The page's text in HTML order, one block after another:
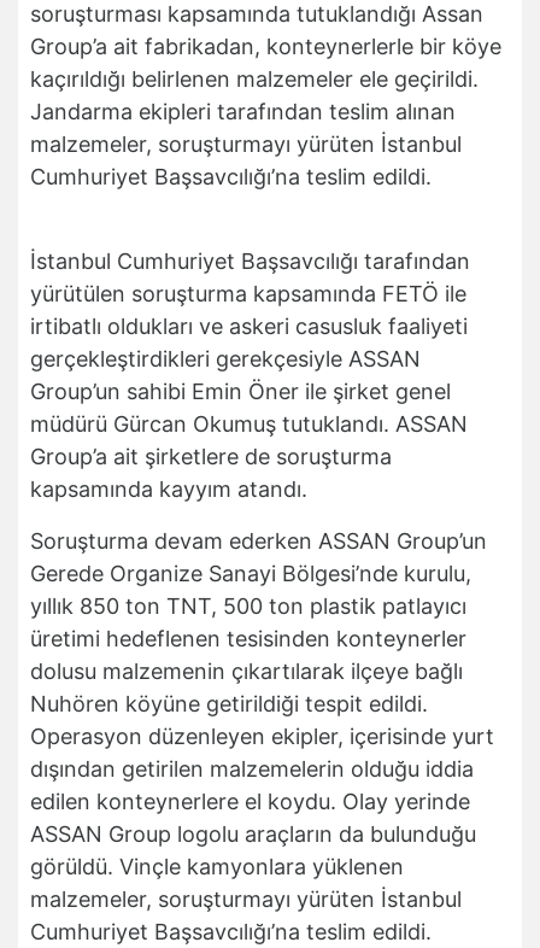
soruşturması kapsamında tutuklandığı Assan
Group’a ait fabrikadan, konteynerlerle bir köye
kaçırıldığı belirlenen malzemeler ele geçirildi.
Jandarma ekipleri tarafından teslim alınan
malzemeler, soruşturmayı yürüten İstanbul
Cumhuriyet Başsavcılığı’na teslim edildi.
İstanbul Cumhuriyet Başsavcılığı tarafından
yürütülen soruşturma kapsamında FETÖ ile
irtibatlı oldukları ve askeri casusluk faaliyeti
gerçekleştirdikleri gerekçesiyle ASSAN
Group’un sahibi Emin Öner ile şirket genel
müdürü Gürcan Okumuş tutuklandı. ASSAN
Group’a ait şirketlere de soruşturma
kapsamında kayyım atandı.
Soruşturma devam ederken ASSAN Group’un
Gerede Organize Sanayi Bölgesi’nde kurulu,
yıllık 850 ton TNT, 500 ton plastik patlayıcı
üretimi hedeflenen tesisinden konteynerler
dolusu malzemenin çıkartılarak ilçeye bağlı
Nuhören köyüne getirildiği tespit edildi.
Operasyon düzenleyen ekipler, içerisinde yurt
dışından getirilen malzemelerin olduğu iddia
edilen konteynerlere el koydu. Olay yerinde
ASSAN Group logolu araçların da bulunduğu
görüldü. Vinçle kamyonlara yüklenen
malzemeler, soruşturmayı yürüten İstanbul
Cumhuriyet Başsavcılığı’na teslim edildi.